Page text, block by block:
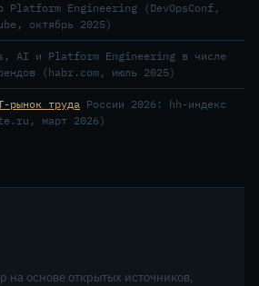
Platform Engineering (DevOpsConf,
октябрь 2025)
AI и Platform Engineering в числе
(habr.com, июль 2025)
рынок труда России 2026: hh-индекс
март 2026)
на основе открытых источников,